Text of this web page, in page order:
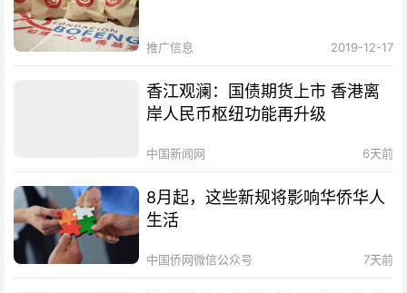
推广信息 2019-12-17
香江观澜：国债期货上市 香港离
岸人民币枢纽功能再升级
中国新闻网 6天前
8月起，这些新规将影响华侨华人
生活
中国侨网微信公众号 7天前